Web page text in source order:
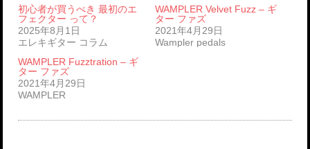
初心者が買うべき 最初のエ
フェクター って？
2025年8月1日
エレキギター コラム
WAMPLER Velvet Fuzz – ギ
ター ファズ
2021年4月29日
Wampler pedals
WAMPLER Fuzztration – ギ
ター ファズ
2021年4月29日
WAMPLER